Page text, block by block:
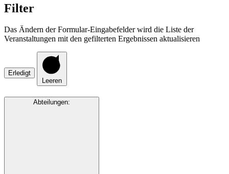
Filter
Das Ändern der Formular-Eingabefelder wird die Liste der
Veranstaltungen mit den gefilterten Ergebnissen aktualisieren
Erledigt
Leeren
Abteilungen: